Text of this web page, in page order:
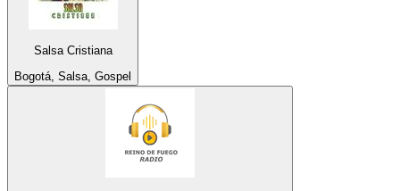
Salsa Cristiana
Bogotá, Salsa, Gospel